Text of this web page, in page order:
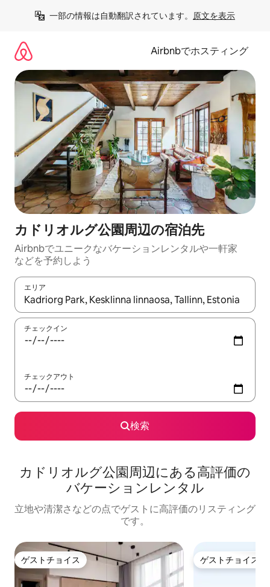
一部の情報は自動翻訳されています。 原文を表示
Airbnbでホスティング
カドリオルグ公園⁠周⁠辺⁠の宿⁠泊⁠先
Airbnbでユニークなバ⁠ケ⁠ー⁠シ⁠ョ⁠ンレ⁠ン⁠タ⁠ルや一⁠軒⁠家
な⁠ど⁠を予⁠約⁠し⁠よ⁠う
エリア
検索結果が表示されたら、上下の矢印キーを使って移動するか
チェックイン
チェックアウト
検索
カドリオルグ公園⁠周⁠辺⁠に⁠あ⁠る高⁠評⁠価⁠の
バ⁠ケ⁠ー⁠シ⁠ョ⁠ン⁠レ⁠ン⁠タ⁠ル
立地や清潔さなどの点でゲストに高評価のリスティング
です。
ゲストチョイス
ゲストチョイス ゲストチョイス
ゲストチョイス